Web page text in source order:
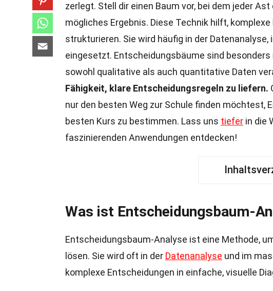
zerlegt. Stell dir einen Baum vor, bei dem jeder
mögliches Ergebnis. Diese Technik hilft,
strukturieren. Sie wird häufig in der
eingesetzt. Entscheidungsbäume sind
sowohl qualitative als auch quantitative Daten
Fähigkeit, klare Entscheidungsregeln zu liefern.
nur den besten Weg zur Schule finden möchtest,
besten Kurs zu bestimmen. Lass uns tiefer in die
faszinierenden Anwendungen entdecken!
Was ist Entscheidungsbaum-
Entscheidungsbaum-Analyse ist eine Methode,
lösen. Sie wird oft in der Datenanalyse und im
komplexe Entscheidungen in einfache, visuelle